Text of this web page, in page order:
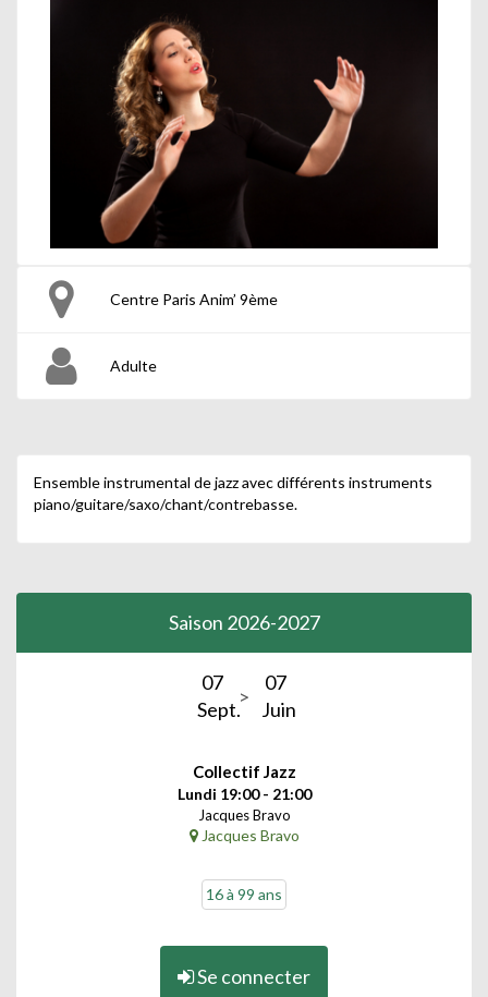
Centre Paris Anim’ 9ème
Adulte
Ensemble instrumental de jazz avec différents instruments
piano/guitare/saxo/chant/contrebasse.
Saison 2026-2027
07
Sept.
07
Juin
Collectif Jazz
Lundi 19:00 - 21:00
Jacques Bravo
Jacques Bravo
16 à 99 ans
Se connecter